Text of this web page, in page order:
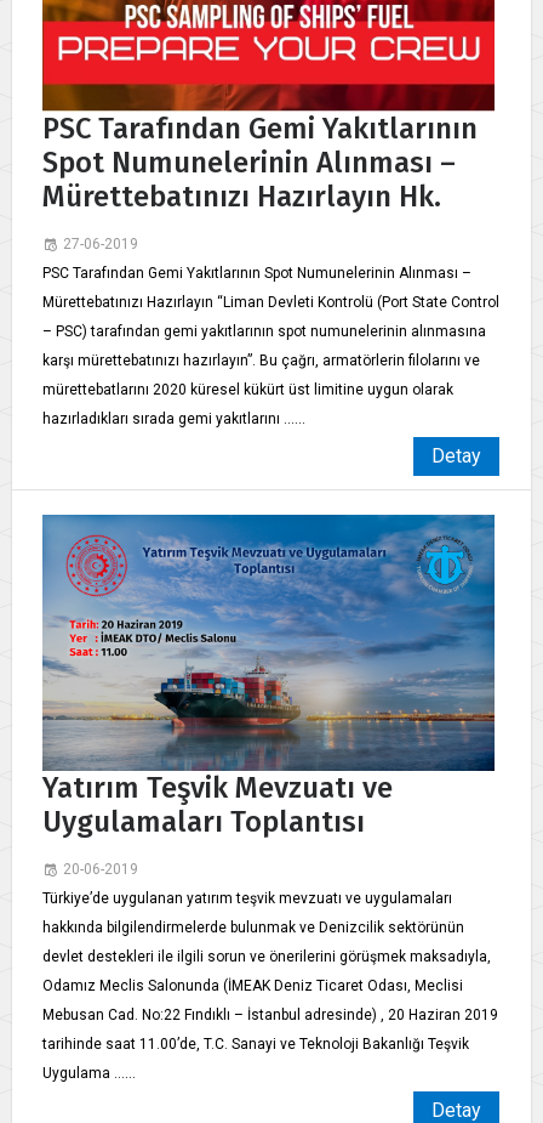
PSC Tarafından Gemi Yakıtlarının
Spot Numunelerinin Alınması –
Mürettebatınızı Hazırlayın Hk.
27-06-2019
PSC Tarafından Gemi Yakıtlarının Spot Numunelerinin Alınması –
Mürettebatınızı Hazırlayın “Liman Devleti Kontrolü (Port State Control
– PSC) tarafından gemi yakıtlarının spot numunelerinin alınmasına
karşı mürettebatınızı hazırlayın”. Bu çağrı, armatörlerin filolarını ve
mürettebatlarını 2020 küresel kükürt üst limitine uygun olarak
hazırladıkları sırada gemi yakıtlarını ......
Detay
Yatırım Teşvik Mevzuatı ve
Uygulamaları Toplantısı
20-06-2019
Türkiye’de uygulanan yatırım teşvik mevzuatı ve uygulamaları
hakkında bilgilendirmelerde bulunmak ve Denizcilik sektörünün
devlet destekleri ile ilgili sorun ve önerilerini görüşmek maksadıyla,
Odamız Meclis Salonunda (İMEAK Deniz Ticaret Odası, Meclisi
Mebusan Cad. No:22 Fındıklı – İstanbul adresinde) , 20 Haziran 2019
tarihinde saat 11.00’de, T.C. Sanayi ve Teknoloji Bakanlığı Teşvik
Uygulama ......
Detay